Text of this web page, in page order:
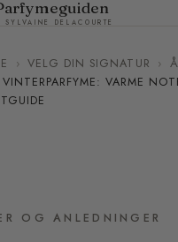
SYLVAINE DELACOURTE
› VELG DIN SIGNATUR ›
VINTERPARFYME: VARME
OG ANLEDNINGER